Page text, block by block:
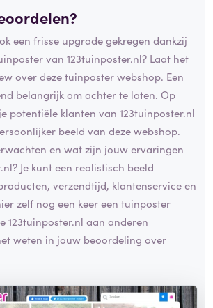
een frisse upgrade gekregen dankzij
van 123tuinposter.nl? Laat het
over deze tuinposter webshop. Een
belangrijk om achter te laten. Op
potentiële klanten van 123tuinposter.nl
beeld van deze webshop.
en wat zijn jouw ervaringen
Je kunt een realistisch beeld
verzendtijd, klantenservice en
zelf nog een keer een tuinposter
123tuinposter.nl aan anderen
weten in jouw beoordeling over